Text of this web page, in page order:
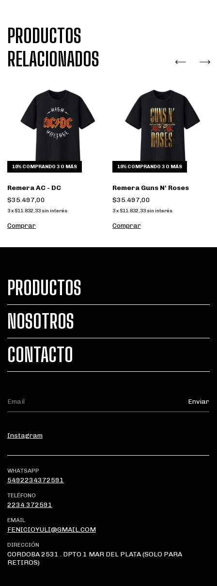
PRODUCTOS
RELACIONADOS
10% COMPRANDO 3 O MÁS
Remera AC - DC
$35.497,00
3x $11.832,33 sin interés
Comprar
10% COMPRANDO 3 O MÁS
Remera Guns N' Roses
$35.497,00
3 x $11.832,33 sin interés
Comprar
PRODUCTOS
NOSOTROS
CONTACTO
Instagram
WHATSAPP
5492234372591
TELÉFONO
2234 372591
EMAIL
FENICIOYULI@GMAIL.COM
DIRECCIÓN
CORDOBA 2531 . DPTO 1 MAR DEL PLATA (SOLO PARA
RETIROS)